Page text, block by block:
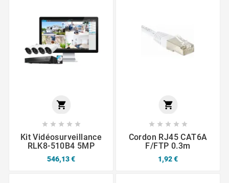

    
Kit Vidéosurveillance
RLK8-510B4 5MP
546,13 €

    
Cordon RJ45 CAT6A
F/FTP 0.3m
1,92 €